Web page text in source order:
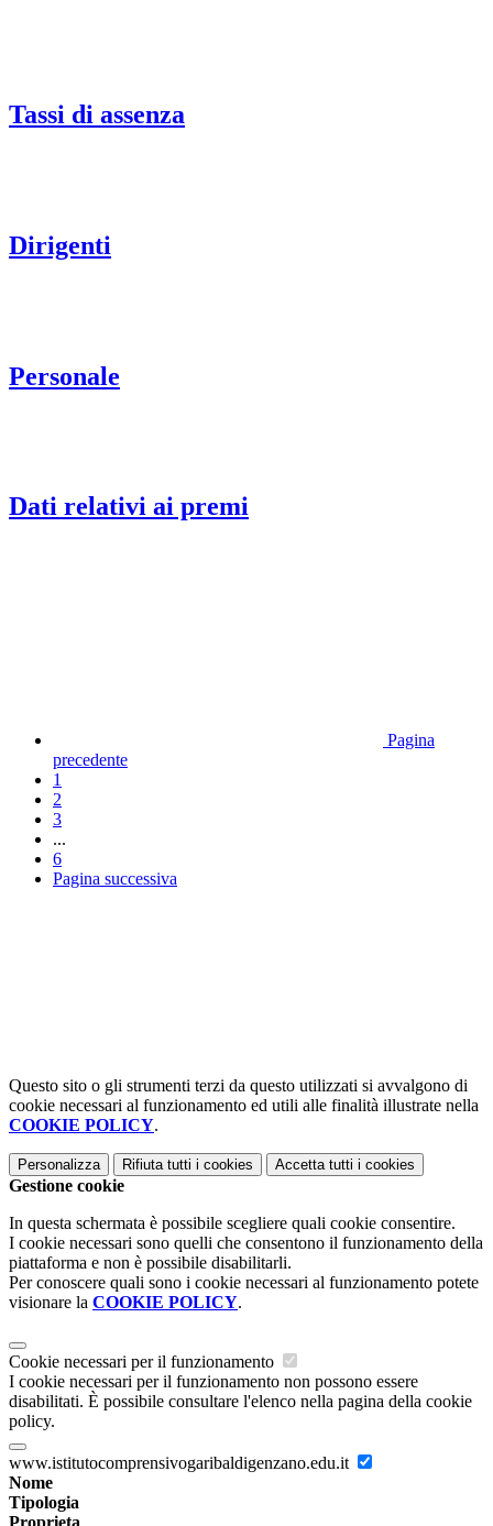
Tassi di assenza
Dirigenti
Personale
Dati relativi ai premi
Pagina
precedente
1
2
3
...
6
Pagina successiva
Questo sito o gli strumenti terzi da questo utilizzati si avvalgono di
cookie necessari al funzionamento ed utili alle finalità illustrate nella
COOKIE POLICY.
Personalizza Rifiuta tutti i cookies Accetta tutti i cookies
Gestione cookie
In questa schermata è possibile scegliere quali cookie consentire.
I cookie necessari sono quelli che consentono il funzionamento della
piattaforma e non è possibile disabilitarli.
Per conoscere quali sono i cookie necessari al funzionamento potete
visionare la COOKIE POLICY.
Cookie necessari per il funzionamento
I cookie necessari per il funzionamento non possono essere
disabilitati. È possibile consultare l'elenco nella pagina della cookie
policy.
www.istitutocomprensivogaribaldigenzano.edu.it
Nome
Tipologia